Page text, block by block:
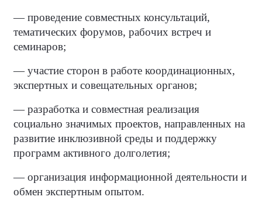
— проведение совместных консультаций,
тематических форумов, рабочих встреч и
семинаров;
— участие сторон в работе координационных,
экспертных и совещательных органов;
— разработка и совместная реализация
социально значимых проектов, направленных на
развитие инклюзивной среды и поддержку
программ активного долголетия;
— организация информационной деятельности и
обмен экспертным опытом.